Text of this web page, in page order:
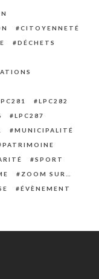
CITOYENNETÉ
DÉCHETS
LPC282
LPC287
MUNICIPALITÉ
PATRIMOINE
SPORT
ZOOM SUR…
ÉVÈNEMENT